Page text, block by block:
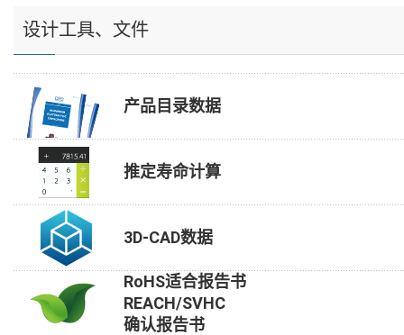
设计工具、文件
产品目录数据
推定寿命计算
3D-CAD数据
RoHS适合报告书
REACH/SVHC
确认报告书